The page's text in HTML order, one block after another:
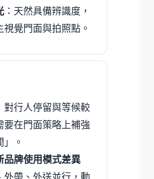
：天然具備辨識度，
視覺門面與拍照點。
對行人停留與等候較
要在門面策略上補強
」。
品牌使用模式差異